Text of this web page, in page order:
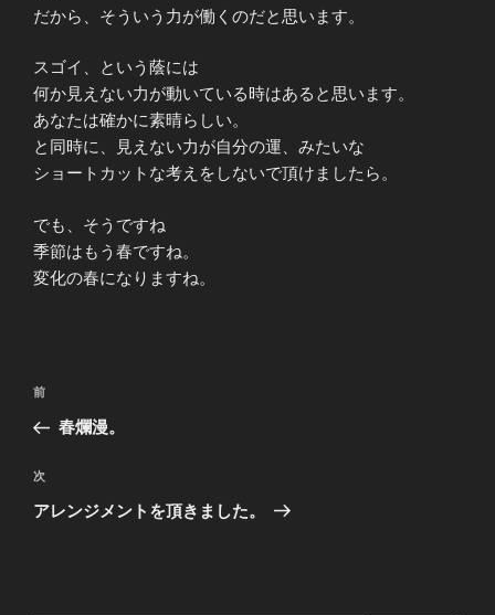
だから、そういう力が働くのだと思います。
スゴイ、という蔭には
何か見えない力が動いている時はあると思います。
あなたは確かに素晴らしい。
と同時に、見えない力が自分の運、みたいな
ショートカットな考えをしないで頂けましたら。
でも、そうですね
季節はもう春ですね。
変化の春になりますね。
投
ビ
ゲ
過
去
投
稿
前
春爛漫。
次
の
次
アレンジメントを頂きました。